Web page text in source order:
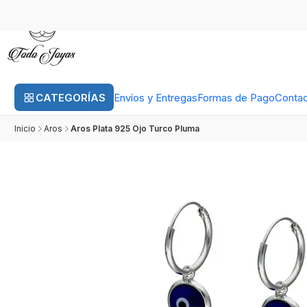
CATEGORÍAS Envíos y EntregasFormas de Pago
Inicio Aros Aros Plata 925 Ojo Turco Pluma